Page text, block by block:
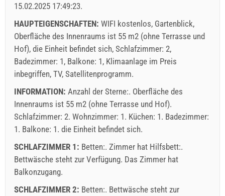
15.02.2025 17:49:23.
HAUPTEIGENSCHAFTEN: WIFI kostenlos, Gartenblick,
Oberfläche des Innenraums ist 55 m2 (ohne Terrasse und
Hof), die Einheit befindet sich, Schlafzimmer: 2,
Badezimmer: 1, Balkone: 1, Klimaanlage im Preis
inbegriffen, TV, Satellitenprogramm.
INFORMATION: Anzahl der Sterne:. Oberfläche des
Innenraums ist 55 m2 (ohne Terrasse und Hof).
Schlafzimmer: 2. Wohnzimmer: 1. Küchen: 1. Badezimmer:
1. Balkone: 1. die Einheit befindet sich.
SCHLAFZIMMER 1: Betten:. Zimmer hat Hilfsbett:.
Bettwäsche steht zur Verfügung. Das Zimmer hat
Balkonzugang.
SCHLAFZIMMER 2: Betten:. Bettwäsche steht zur